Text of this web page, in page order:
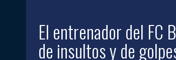
El entrenador del FC
de insultos y de